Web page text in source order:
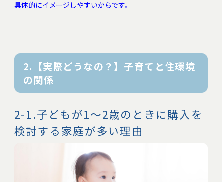
具体的にイメージしやすいからです。
2.【実際どうなの？】子育てと住環境
の関係
2-1.子どもが1〜2歳のときに購入を
検討する家庭が多い理由